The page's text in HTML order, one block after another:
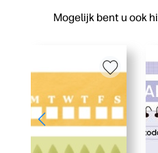
Mogelijk bent u ook